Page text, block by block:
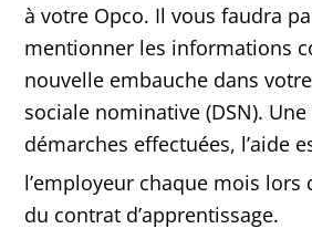
à votre Opco. Il vous faudra
mentionner les informations
nouvelle embauche dans
sociale nominative (DSN).
démarches effectuées, l’aide
l’employeur chaque mois lors
du contrat d’apprentissage.